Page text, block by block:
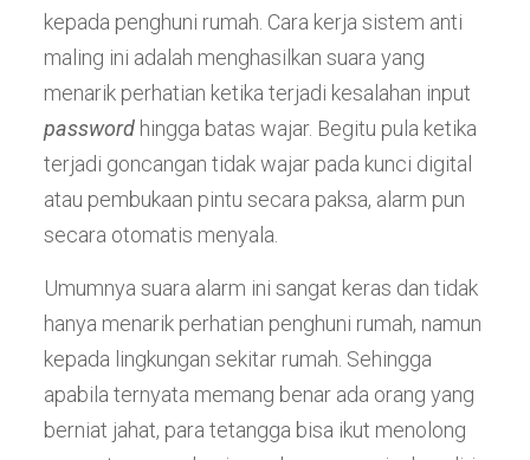
kepada penghuni rumah. Cara kerja sistem anti
maling ini adalah menghasilkan suara yang
menarik perhatian ketika terjadi kesalahan input
passwordhingga batas wajar. Begitu pula ketika
terjadi goncangan tidak wajar pada kunci digital
atau pembukaan pintu secara paksa, alarm pun
secara otomatis menyala.
Umumnya suara alarm ini sangat keras dan tidak
hanya menarik perhatian penghuni rumah, namun
kepada lingkungan sekitar rumah. Sehingga
apabila ternyata memang benar ada orang yang
berniat jahat, para tetangga bisa ikut menolong